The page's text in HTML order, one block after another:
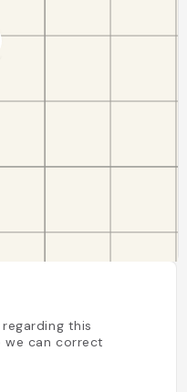
this
we can correct